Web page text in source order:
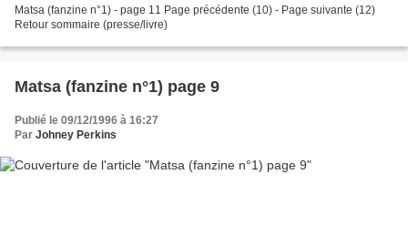
Matsa (fanzine n°1) - page 11 Page précédente (10) - Page suivante (12)
Retour sommaire (presse/livre)
Matsa (fanzine n°1) page 9
Publié le 09/12/1996 à 16:27
Par Johney Perkins